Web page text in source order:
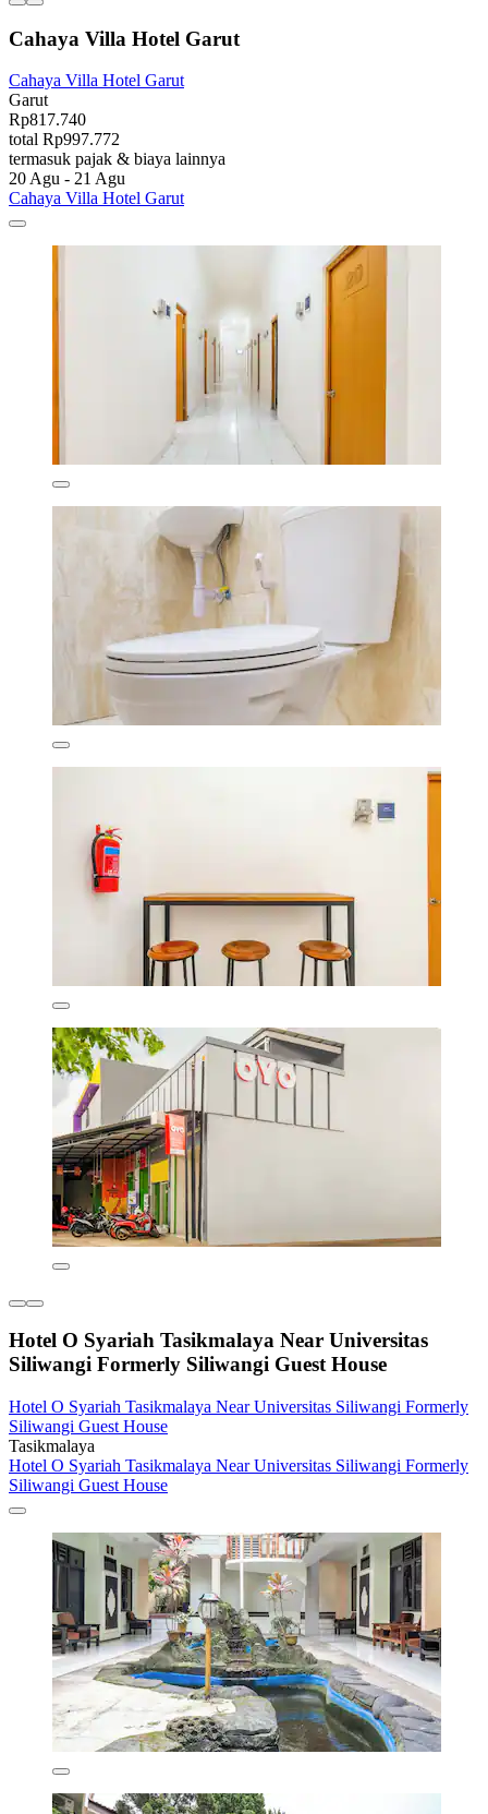
Cahaya Villa Hotel Garut
Cahaya Villa Hotel Garut
Garut
Rp817.740
total Rp997.772
termasuk pajak & biaya lainnya
20 Agu - 21 Agu
Cahaya Villa Hotel Garut
Hotel O Syariah Tasikmalaya Near Universitas
Siliwangi Formerly Siliwangi Guest House
Hotel O Syariah Tasikmalaya Near Universitas Siliwangi Formerly
Siliwangi Guest House
Tasikmalaya
Hotel O Syariah Tasikmalaya Near Universitas Siliwangi Formerly
Siliwangi Guest House